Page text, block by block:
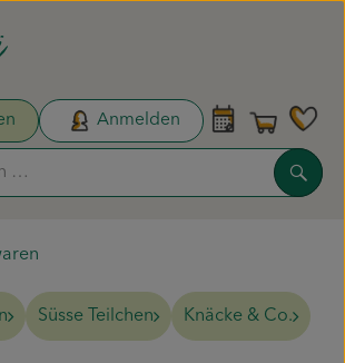
Anmelden
öffnen oder
Süsse Teilchen Knäcke & Co.